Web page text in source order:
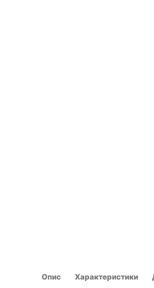
Опис Характеристики